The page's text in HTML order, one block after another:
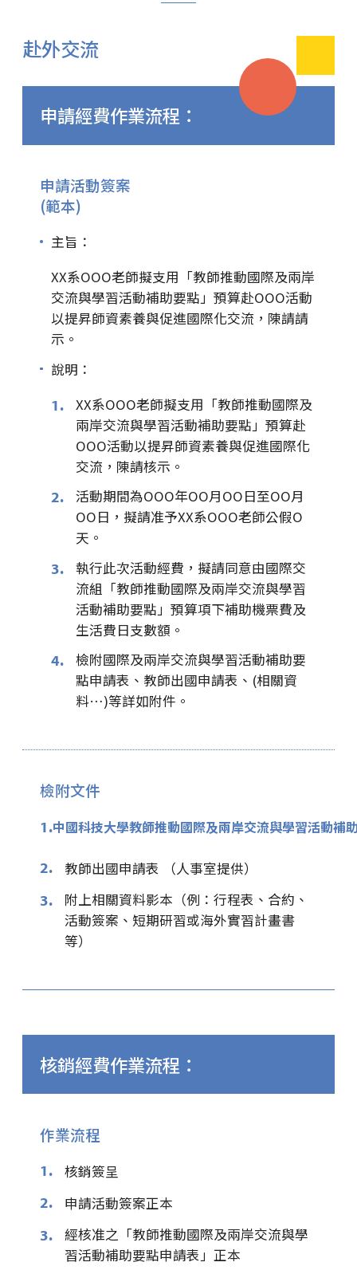
赴外交流
申請經費作業流程：
申請活動簽案
(範本)
主旨：
XX系OOO老師擬支用「教師推動國際及兩岸
交流與學習活動補助要點」預算赴OOO活動
以提昇師資素養與促進國際化交流，陳請請
示。
說明：
1.
XX系OOO老師擬支用「教師推動國際及
兩岸交流與學習活動補助要點」預算赴
OOO活動以提昇師資素養與促進國際化
交流，陳請核示。
2.
活動期間為OOO年OO月OO日至OO月
OO日，擬請准予XX系OOO老師公假O
天。
3.
執行此次活動經費，擬請同意由國際交
流組「教師推動國際及兩岸交流與學習
活動補助要點」預算項下補助機票費及
生活費日支數額。
4.
檢附國際及兩岸交流與學習活動補助要
點申請表、教師出國申請表、(相關資
料…)等詳如附件。
檢附文件
1.中國科技大學教師推動國際及兩岸交流與學習活動補
2.
教師出國申請表 （人事室提供）
3.
附上相關資料影本（例：行程表、合約、
活動簽案、短期研習或海外實習計畫書
等）
核銷經費作業流程：
作業流程
1.
核銷簽呈
2.
申請活動簽案正本
3.
經核准之「教師推動國際及兩岸交流與學
習活動補助要點申請表」正本